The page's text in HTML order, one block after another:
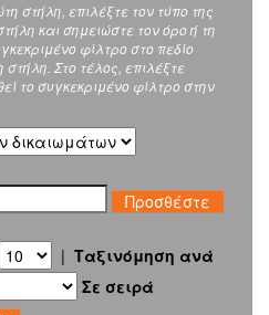
στήλη, επιλέξτε τον τύπο της
και σημειώστε τον όρο ή τη
φίλτρο στο πεδίο
στήλη. Στο τέλος, επιλέξτε
το συγκεκριμένο φίλτρο στην
| Ταξινόμηση ανά
Σε σειρά